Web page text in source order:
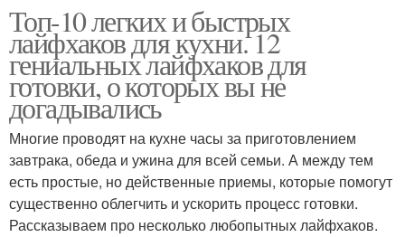
Топ-10 легких и быстрых
лайфхаков для кухни. 12
гениальных лайфхаков для
готовки, о которых вы не
догадывались
Многие проводят на кухне часы за приготовлением
завтрака, обеда и ужина для всей семьи. А между тем
есть простые, но действенные приемы, которые помогут
существенно облегчить и ускорить процесс готовки.
Рассказываем про несколько любопытных лайфхаков.